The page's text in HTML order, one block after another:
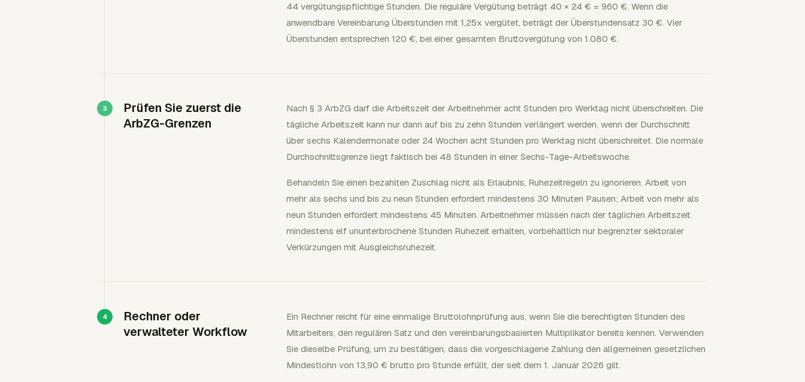
44 vergütungspflichtige Stunden. Die reguläre Vergütung beträgt 40 × 24 € = 960 €. Wenn die
anwendbare Vereinbarung Überstunden mit 1,25x vergütet, beträgt der Überstundensatz 30 €. Vier
Überstunden entsprechen 120 €, bei einer gesamten Bruttovergütung von 1.080 €.
Prüfen Sie zuerst die
ArbZG-Grenzen
Nach § 3 ArbZG darf die Arbeitszeit der Arbeitnehmer acht Stunden pro Werktag nicht überschreiten. Die
tägliche Arbeitszeit kann nur dann auf bis zu zehn Stunden verlängert werden, wenn der Durchschnitt
über sechs Kalendermonate oder 24 Wochen acht Stunden pro Werktag nicht überschreitet. Die normale
Durchschnittsgrenze liegt faktisch bei 48 Stunden in einer Sechs-Tage-Arbeitswoche.
Behandeln Sie einen bezahlten Zuschlag nicht als Erlaubnis, Ruhezeitregeln zu ignorieren. Arbeit von
mehr als sechs und bis zu neun Stunden erfordert mindestens 30 Minuten Pausen; Arbeit von mehr als
neun Stunden erfordert mindestens 45 Minuten. Arbeitnehmer müssen nach der täglichen Arbeitszeit
mindestens elf ununterbrochene Stunden Ruhezeit erhalten, vorbehaltlich nur begrenzter sektoraler
Verkürzungen mit Ausgleichsruhezeit.
Rechner oder
verwalteter Workflow
Ein Rechner reicht für eine einmalige Bruttolohnprüfung aus, wenn Sie die berechtigten Stunden des
Mitarbeiters, den regulären Satz und den vereinbarungsbasierten Multiplikator bereits kennen. Verwenden
Sie dieselbe Prüfung, um zu bestätigen, dass die vorgeschlagene Zahlung den allgemeinen gesetzlichen
Mindestlohn von 13,90 € brutto pro Stunde erfüllt, der seit dem 1. Januar 2026 gilt.